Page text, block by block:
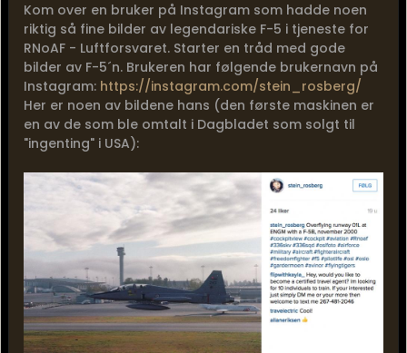
Kom over en bruker på Instagram som hadde noen
riktig så fine bilder av legendariske F-5 i tjeneste for
RNoAF - Luftforsvaret. Starter en tråd med gode
bilder av F-5´n. Brukeren har følgende brukernavn på
Instagram: https://instagram.com/stein_rosberg/
Her er noen av bildene hans (den første maskinen er
en av de som ble omtalt i Dagbladet som solgt til
"ingenting" i USA):